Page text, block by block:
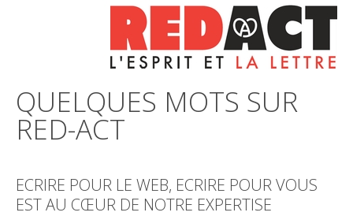
QUELQUES MOTS SUR
RED-ACT
ECRIRE POUR LE WEB, ECRIRE POUR VOUS
EST AU CŒUR DE NOTRE EXPERTISE